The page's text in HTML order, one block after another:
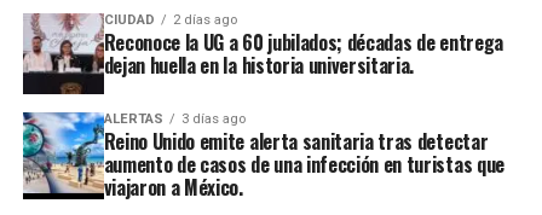
CIUDAD 2 días ago
Reconoce la UG a 60 jubilados; décadas de entrega
dejan huella en la historia universitaria.
ALERTAS 3 días ago
Reino Unido emite alerta sanitaria tras detectar
aumento de casos de una infección en turistas que
viajaron a México.